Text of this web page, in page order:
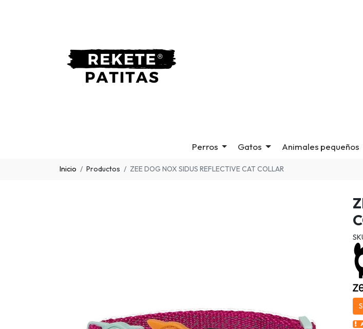
Perros Gatos Animales pequeños
Inicio Productos ZEE DOG NOX SIDUS REFLECTIVE CAT COLLAR